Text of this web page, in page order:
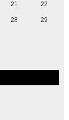
21 22
28 29